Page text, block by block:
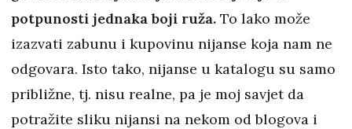
potpunosti jednaka boji ruža. To lako može
izazvati zabunu i kupovinu nijanse koja nam ne
odgovara. Isto tako, nijanse u katalogu su samo
približne, tj. nisu realne, pa je moj savjet da
potražite sliku nijansi na nekom od blogova i